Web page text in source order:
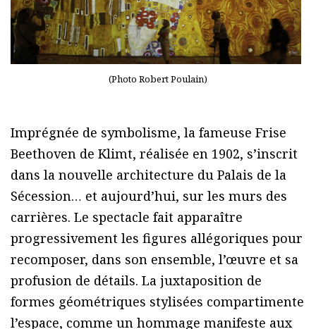
(Photo Robert Poulain)
Imprégnée de symbolisme, la fameuse Frise
Beethoven de Klimt, réalisée en 1902, s’inscrit
dans la nouvelle architecture du Palais de la
Sécession… et aujourd’hui, sur les murs des
carrières. Le spectacle fait apparaître
progressivement les figures allégoriques pour
recomposer, dans son ensemble, l’œuvre et sa
profusion de détails. La juxtaposition de
formes géométriques stylisées compartimente
l’espace, comme un hommage manifeste aux